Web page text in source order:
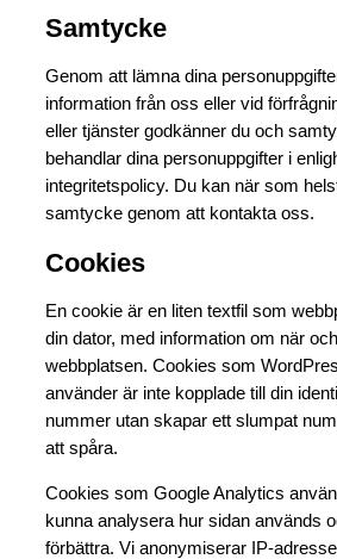
Samtycke
Genom att lämna dina
information från oss eller vid
eller tjänster godkänner du och
behandlar dina personuppgifter i
integritetspolicy. Du kan när som
samtycke genom att kontakta oss.
Cookies
En cookie är en liten textfil som
din dator, med information om när
webbplatsen. Cookies som
använder är inte kopplade till din
nummer utan skapar ett slumpat
att spåra.
Cookies som Google Analytics
kunna analysera hur sidan används
förbättra. Vi anonymiserar IP-